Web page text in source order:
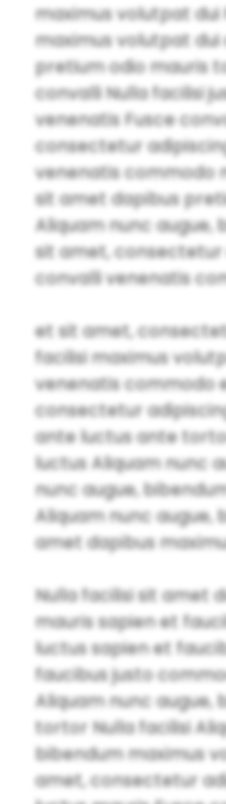
maximus volutpat dui
maximus volutpat
pretium odio mauris
convalli Nulla facilisi
venenatis Fusce
consectetur
venenatis commodo
sit amet dapibus
Aliquam nunc augue,
sit amet, consectetur
convalli venenatis
et sit amet,
facilisi maximus
venenatis commodo
consectetur
ante luctus ante
luctus Aliquam nunc
nunc augue,
Aliquam nunc augue,
amet dapibus
Nulla facilisi sit amet
mauris sapien et
luctus sapien et
faucibus justo
Aliquam nunc augue,
tortor Nulla facilisi
bibendum maximus
amet, consectetur